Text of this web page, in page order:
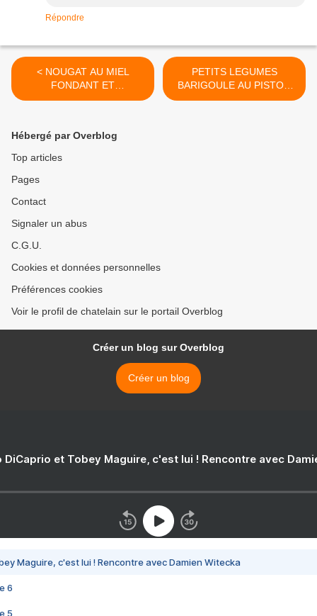
Répondre
< NOUGAT AU MIEL
FONDANT ET
IRRESISTIBLEMENT
PETITS LEGUMES
BARIGOULE AU PISTOU
ET INVITATION ATELIER
Hébergé par Overblog
Top articles
Pages
Contact
Signaler un abus
C.G.U.
Cookies et données personnelles
Préférences cookies
Voir le profil de chatelain sur le portail Overblog
Créer un blog sur Overblog
Créer un blog
DiCaprio et Tobey Maguire, c'est lui ! Rencontre avec
Maguire, c'est lui ! Rencontre avec Damien Witecka
6
5